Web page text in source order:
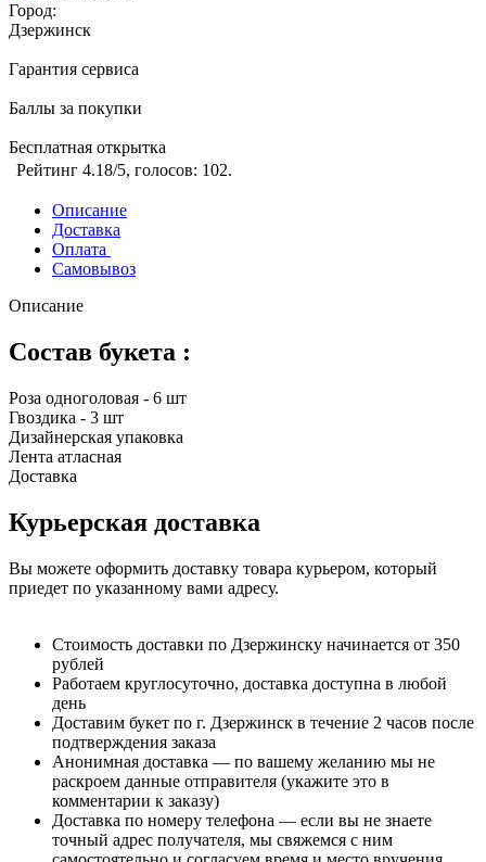
Город:
Дзержинск
Гарантия сервиса
Баллы за покупки
Бесплатная открытка
Рейтинг 4.18/5, голосов: 102.
Описание
Доставка
Оплата
Самовывоз
Описание
Состав букета :
Роза одноголовая - 6 шт
Гвоздика - 3 шт
Дизайнерская упаковка
Лента атласная
Доставка
Курьерская доставка
Вы можете оформить доставку товара курьером, который
приедет по указанному вами адресу.
Стоимость доставки по Дзержинску начинается от 350
рублей
Работаем круглосуточно, доставка доступна в любой
день
Доставим букет по г. Дзержинск в течение 2 часов после
подтверждения заказа
Анонимная доставка — по вашему желанию мы не
раскроем данные отправителя (укажите это в
комментарии к заказу)
Доставка по номеру телефона — если вы не знаете
точный адрес получателя, мы свяжемся с ним